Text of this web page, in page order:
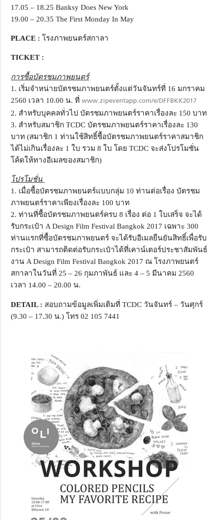
17.05 – 18.25 Banksy Does New York
19.00 – 20.35 The First Monday In May
PLACE :โรงภาพยนตร์สกาลา
TICKET :
การซื้อบัตรชมภาพยนตร์
1. เริ่มจำหน่ายบัตรชมภาพยนตร์ตั้งแต่วันจันทร์ที่ 16 มกราคม
2560 เวลา 10.00 น. ที่www.zipeventapp.com/e/DFFBKK2017
2. สำหรับบุคคลทั่วไป บัตรชมภาพยนตร์ราคาเรื่องละ 150 บาท
3. สำหรับสมาชิก TCDC บัตรชมภาพยนตร์ราคาเรื่องละ 130
บาท (สมาชิก 1 ท่านใช้สิทธิ์ซื้อบัตรชมภาพยนตร์ราคาสมาชิก
ได้ไม่เกินเรื่องละ 1 ใบ รวม 8 ใบ โดย TCDC จะส่งโปรโมชั่น
โค้ดให้ทางอีเมลของสมาชิก)
โปรโมชั่น
1. เมื่อซื้อบัตรชมภาพยนตร์แบบกลุ่ม 10 ท่านต่อเรื่อง บัตรชม
ภาพยนตร์ราคาเพียงเรื่องละ 100 บาท
2. ท่านที่ซื้อบัตรชมภาพยนตร์ครบ 8 เรื่อง ต่อ 1 ใบเสร็จ จะได้
รับกระเป๋า A Design Film Festival Bangkok 2017 เฉพาะ 300
ท่านแรกที่ซื้อบัตรชมภาพยนตร์ จะได้รับอีเมลยืนยันสิทธิ์เพื่อรับ
กระเป๋า สามารถติดต่อรับกระเป๋าได้ที่เคาน์เตอร์ประชาสัมพันธ์
งาน A Design Film Festival Bangkok 2017 ณ โรงภาพยนตร์
สกาลาในวันที่ 25 – 26 กุมภาพันธ์ และ 4 – 5 มีนาคม 2560
เวลา 14.00 – 20.00 น.
DETAIL : สอบถามข้อมูลเพิ่มเติมที่ TCDC วันจันทร์ – วันศุกร์
(9.30 – 17.30 น.) โทร 02 105 7441